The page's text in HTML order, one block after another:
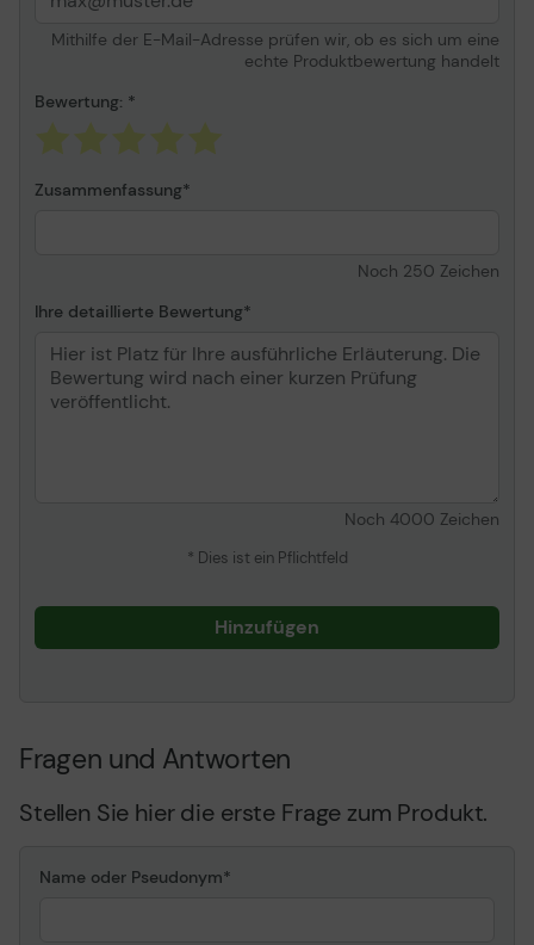
Mithilfe der E-Mail-Adresse prüfen wir, ob es sich um eine
echte Produktbewertung handelt
Bewertung:
Zusammenfassung
Noch 250 Zeichen
Ihre detaillierte Bewertung
Noch 4000 Zeichen
* Dies ist ein Pflichtfeld
Hinzufügen
Fragen und Antworten
Stellen Sie hier die erste Frage zum Produkt.
Name oder Pseudonym